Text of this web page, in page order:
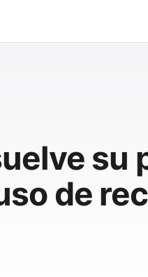
su
de